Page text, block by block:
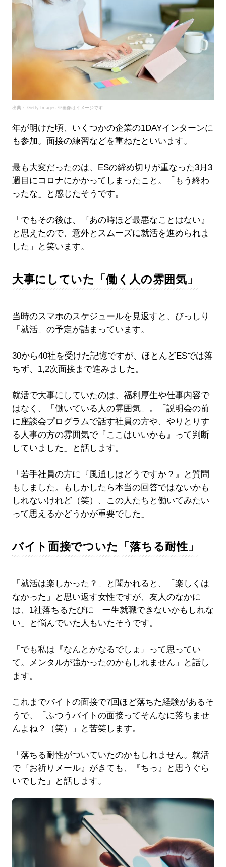
出典： Getty Images ※画像はイメージです
年が明けた頃、いくつかの企業の1DAYインターンに
も参加。面接の練習などを重ねたといいます。
最も大変だったのは、ESの締め切りが重なった3月3
週目にコロナにかかってしまったこと。「もう終わ
ったな」と感じたそうです。
「でもその後は、『あの時ほど最悪なことはない』
と思えたので、意外とスムーズに就活を進められま
した」と笑います。
大事にしていた「働く人の雰囲気」
当時のスマホのスケジュールを見返すと、びっしり
「就活」の予定が詰まっています。
30から40社を受けた記憶ですが、ほとんどESでは落
ちず、1,2次面接まで進みました。
就活で大事にしていたのは、福利厚生や仕事内容で
はなく、「働いている人の雰囲気」。「説明会の前
に座談会プログラムで話す社員の方や、やりとりす
る人事の方の雰囲気で『ここはいいかも』って判断
していました」と話します。
「若手社員の方に『風通しはどうですか？』と質問
もしました。もしかしたら本当の回答ではないかも
しれないけれど（笑）、この人たちと働いてみたい
って思えるかどうかが重要でした」
バイト面接でついた「落ちる耐性」
「就活は楽しかった？」と聞かれると、「楽しくは
なかった」と思い返す女性ですが、友人のなかに
は、1社落ちるたびに「一生就職できないかもしれな
い」と悩んでいた人もいたそうです。
「でも私は『なんとかなるでしょ』って思ってい
て。メンタルが強かったのかもしれません」と話し
ます。
これまでバイトの面接で7回ほど落ちた経験があるそ
うで、「ふつうバイトの面接ってそんなに落ちませ
んよね？（笑）」と苦笑します。
「落ちる耐性がついていたのかもしれません。就活
で『お祈りメール』がきても、『ちっ』と思うぐら
いでした」と話します。